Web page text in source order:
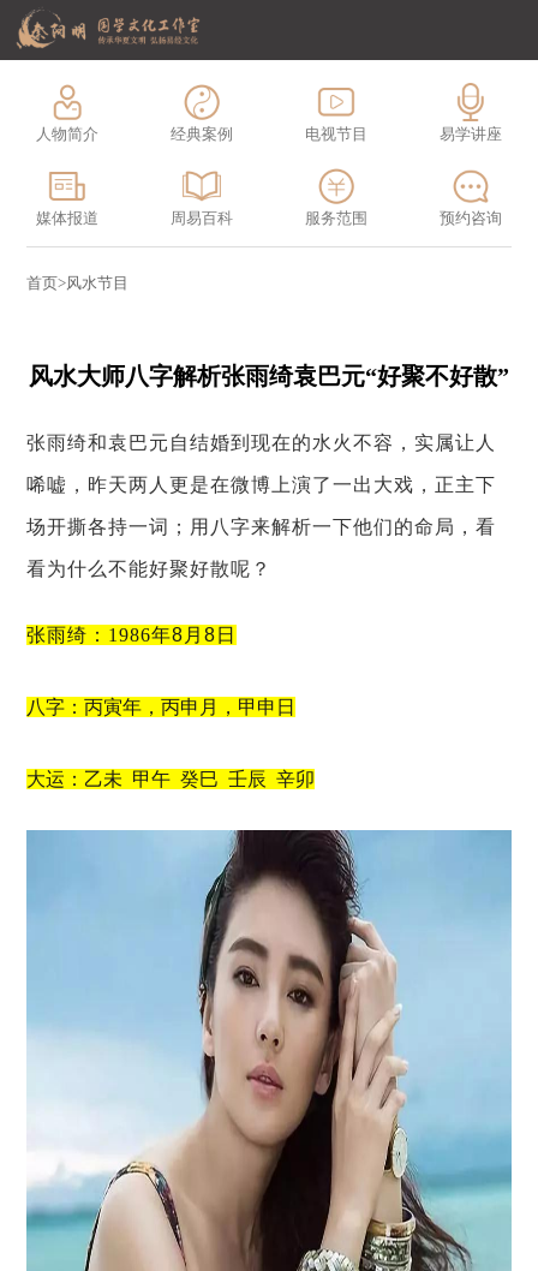
人物简介 经典案例 电视节目 易学讲座
媒体报道 周易百科 服务范围 预约咨询
首页>风水节目
风水大师八字解析张雨绮袁巴元“好聚不好散”
张雨绮和袁巴元自结婚到现在的水火不容，实属让人
唏嘘，昨天两人更是在微博上演了一出大戏，正主下
场开撕各持一词；用八字来解析一下他们的命局，看
看为什么不能好聚好散呢？
张雨绮：1986年8 月8 日
八字：丙寅年，丙申月，甲申日
大运： 乙未 甲午 癸巳 壬辰 辛卯